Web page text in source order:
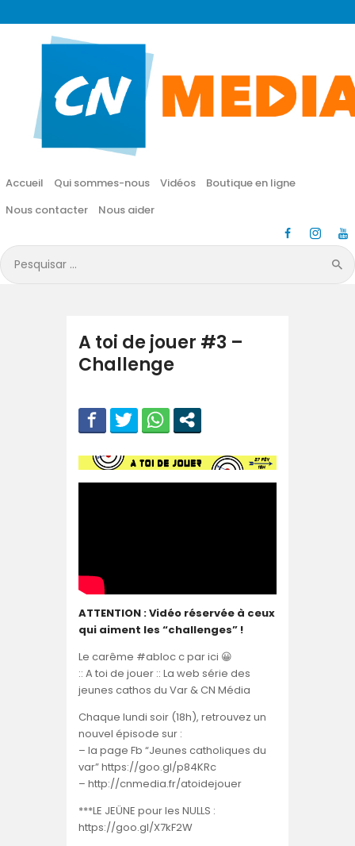
Accueil Qui sommes-nous Vidéos
Boutique en ligne
Nous contacter
Nous aider
Pesquisar
por:
CN MÉDIA
Une vie nouvelle en JESUS !
Accueil
Vidéos
Boutique en ligne
Nous aider
A toi de jouer #3 –
Challenge
ATTENTION : Vidéo réservée à ceux
qui aiment les “challenges” !
Le carême #abloc c par ici 😀
:: A toi de jouer :: La web série des
jeunes cathos du Var & CN Média
Chaque lundi soir (18h), retrouvez un
nouvel épisode sur :
– la page Fb “Jeunes catholiques du
var” https://goo.gl/p84KRc
– http://cnmedia.fr/atoidejouer
***LE JEÜNE pour les NULLS :
https://goo.gl/X7kF2W